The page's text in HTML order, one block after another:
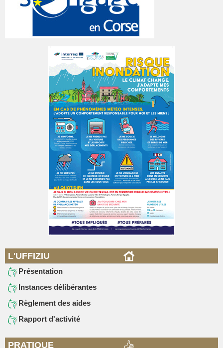
L'UFFIZIU
Présentation
Instances délibérantes
Règlement des aides
Rapport d'activité
PRATIQUE